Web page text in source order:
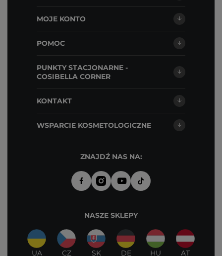
MOJE KONTO
POMOC
PUNKTY STACJONARNE -
COSIBELLA CORNER
KONTAKT
WSPARCIE KOSMETOLOGICZNE
ZNAJDŹ NAS NA:
NASZE SKLEPY
UA CZ SK DE HU AT